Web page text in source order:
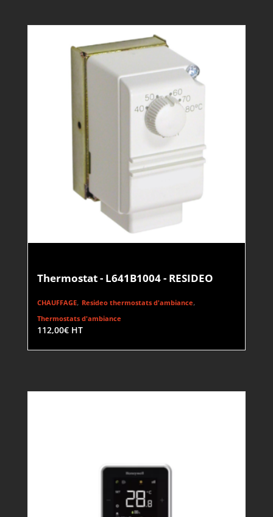
Thermostat - L641B1004 - RESIDEO
CHAUFFAGE, Resideo thermostats d'ambiance,
Thermostats d'ambiance
112,00€ HT